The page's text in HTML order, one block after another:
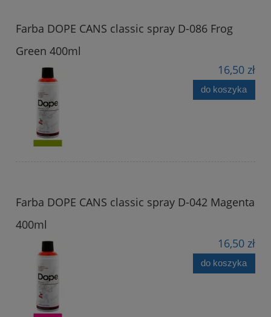
Farba DOPE CANS classic spray D-086 Frog
Green 400ml
16,50 zł
do koszyka
Farba DOPE CANS classic spray D-042 Magenta
400ml
16,50 zł
do koszyka